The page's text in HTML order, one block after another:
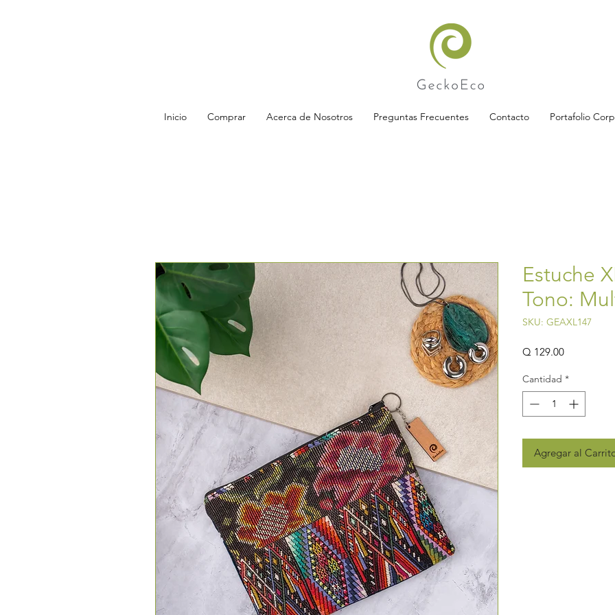
Inicio Comprar Acerca de Nosotros Preguntas Frecuentes Contacto Portafolio
Estuche
Tono:
SKU: GEAXL147
Q 129.00Precio
Cantidad *
Agregar al